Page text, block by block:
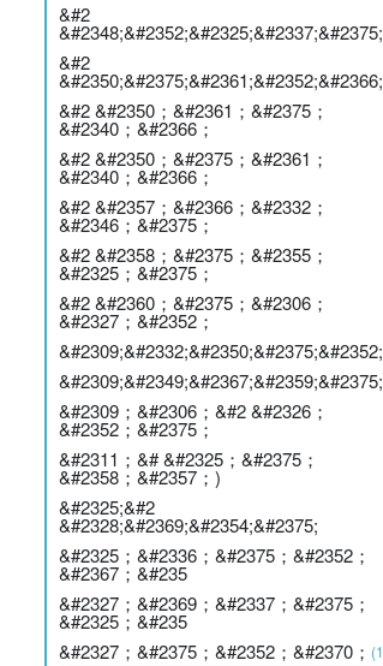
&#2
&#2348;&#2352;&#2325;&#2337;&#2375;
&#2
&#2350;&#2375;&#2361;&#2352;&#2366;
&#2 &#2350；&#2361；&#2375；
&#2340；&#2366；
&#2 &#2350；&#2375；&#2361；
&#2340；&#2366；
&#2 &#2357；&#2366；&#2332；
&#2346；&#2375；
&#2 &#2358；&#2375；&#2355；
&#2325；&#2375；
&#2 &#2360；&#2375；&#2306；
&#2327；&#2352；
&#2309；&#2306；&#2 &#2326；
&#2352；&#2375；
&#2311；&# &#2325；&#2375；
&#2358；&#2357；)
&#2325;&#2
&#2328;&#2369;&#2354;&#2375;
&#2325；&#2336；&#2375；&#2352；
&#2367；&#235
&#2327；&#2369；&#2337；&#2375；
&#2325；&#235
&#2327；&#2375；&#2352；&#2370；